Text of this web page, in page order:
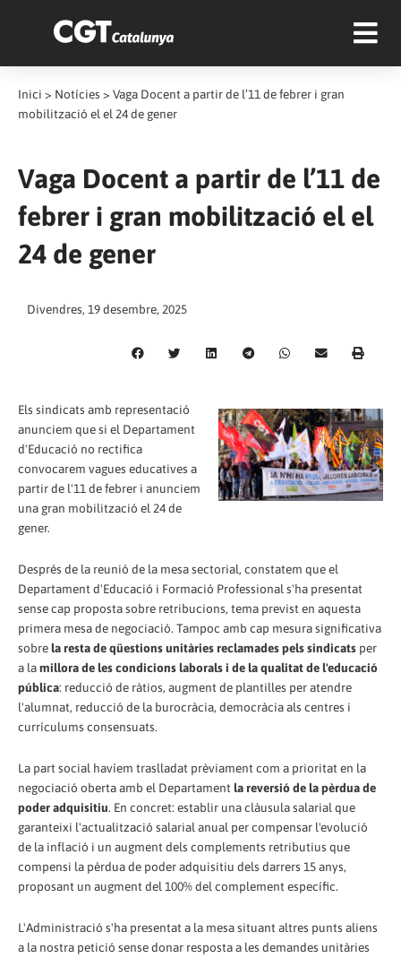
Inici > Notícies > Vaga Docent a partir de l’11 de febrer i gran
mobilització el el 24 de gener
Vaga Docent a partir de l’11 de
febrer i gran mobilització el el
24 de gener
Divendres, 19 desembre, 2025
Els sindicats amb representació
anunciem que si el Departament
d'Educació no rectifica
convocarem vagues educatives a
partir de l'11 de febrer i anunciem
una gran mobilització el 24 de
gener.
Després de la reunió de la mesa sectorial, constatem que el
Departament d'Educació i Formació Professional s'ha presentat
sense cap proposta sobre retribucions, tema previst en aquesta
primera mesade negociació. Tampoc amb cap mesura significativa
sobrela resta de qüestions unitàries reclamades pels sindicats per
a lamillora de les condicions laborals i de la qualitat de l'educació
pública: reducció de ràtios, augment de plantilles per atendre
l'alumnat, reducció de la burocràcia, democràcia als centres i
currículums consensuats.
La part social havíem traslladat prèviament com a prioritat en la
negociació oberta amb el Departament la reversió de la pèrdua de
poder adquisitiu. En concret: establir una clàusula salarial que
garanteixi l'actualització salarial anual per compensar l'evolució
de la inflació i un augment dels complements retributius que
compensi la pèrdua de poder adquisitiu dels darrers 15anys,
proposant un augment del 100% del complement específic.
L'Administració s'ha presentat a la mesa situant altres punts aliens
a la nostra petició sense donar resposta a les demandes unitàries